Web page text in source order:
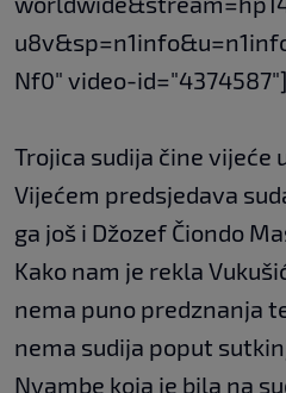
Nf0" video-id="4374587"]
Trojica sudija čine vijeće
Vijećem predsjedava
ga još i Džozef Čiondo
Kako nam je rekla
nema puno predznanja
nema sudija poput
Nyambe koja je bila na